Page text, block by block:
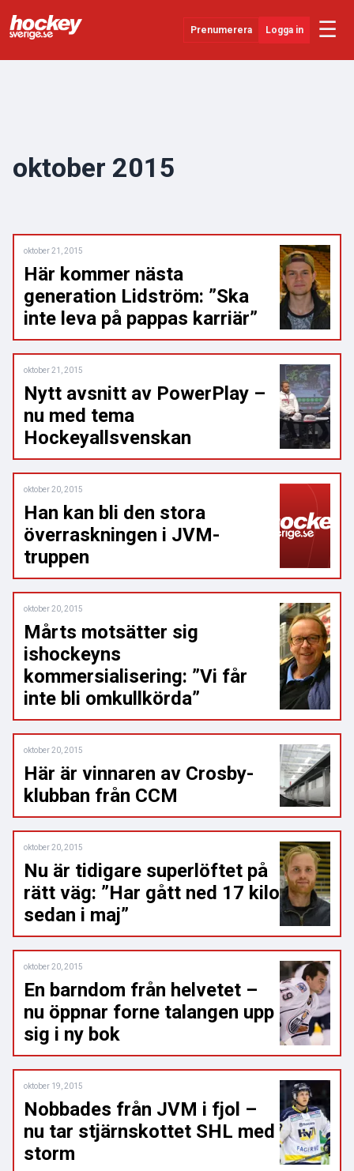
Prenumerera Logga in ☰
Evenemang
oktober 2015
oktober 21, 2015
Här kommer nästa
generation Lidström: ”Ska
inte leva på pappas karriär”
oktober 21, 2015
Nytt avsnitt av PowerPlay –
nu med tema
Hockeyallsvenskan
oktober 20, 2015
Han kan bli den stora
överraskningen i JVM-
truppen
oktober 20, 2015
Mårts motsätter sig
ishockeyns
kommersialisering: ”Vi får
inte bli omkullkörda”
oktober 20, 2015
Här är vinnaren av Crosby-
klubban från CCM
oktober 20, 2015
Nu är tidigare superlöftet på
rätt väg: ”Har gått ned 17 kilo
sedan i maj”
oktober 20, 2015
En barndom från helvetet –
nu öppnar forne talangen upp
sig i ny bok
oktober 19, 2015
Nobbades från JVM i fjol –
nu tar stjärnskottet SHL med
storm